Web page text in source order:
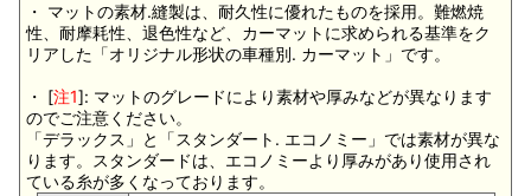
・ マットの素材.縫製は、耐久性に優れたものを採用。難燃焼
性、耐摩耗性、退色性など、カーマットに求められる基準をク
リアした「オリジナル形状の車種別. カーマット」です。
・ [注1]: マットのグレードにより素材や厚みなどが異なります
のでご注意ください。
「デラックス」と「スタンダート. エコノミー」では素材が異な
ります。スタンダードは、エコノミーより厚みがあり使用され
ている糸が多くなっております。